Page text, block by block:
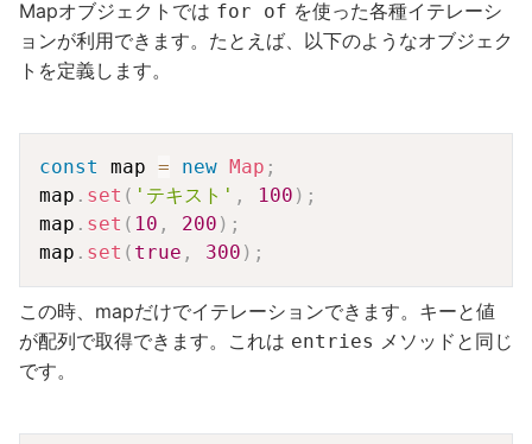
Mapオブジェクトでは for of を使った各種イテレーシ
ョンが利用できます。たとえば、以下のようなオブジェク
トを定義します。
const map = new Map ;
map . set ( 'テキスト' , 100 ) ;
map . set ( 10 , 200 ) ;
map . set ( true , 300 ) ;
この時、mapだけでイテレーションできます。キーと値
が配列で取得できます。これは entries メソッドと同じ
です。